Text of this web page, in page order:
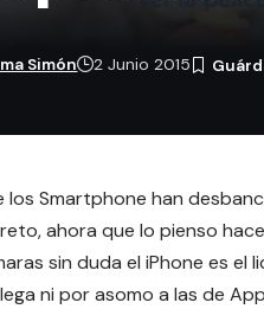
Simón 2 Junio 2015
los Smartphone han
ahora que lo pienso
sin duda el iPhone es el
ni por asomo a las de